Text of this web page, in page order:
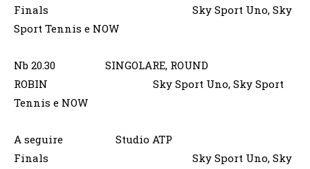
Finals Sky Sport Uno, Sky
Sport Tennis e NOW
Nb 20.30 SINGOLARE, ROUND
ROBIN Sky Sport Uno, Sky Sport
Tennis e NOW
A seguire Studio ATP
Finals Sky Sport Uno, Sky